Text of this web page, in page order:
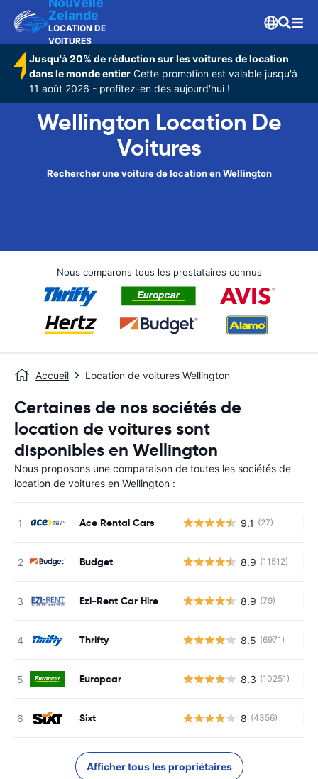
Zelande
LOCATION DE
VOITURES
Jusqu'à 20% de réduction sur les voitures de location
dans le monde entier Cette promotion est valable jusqu'à
11 août 2026 - profitez-en dès aujourd'hui !
Wellington Location De
Voitures
Rechercher une voiture de location en Wellington
Nous comparons tous les prestataires connus
Accueil Location de voitures Wellington
Certaines de nos sociétés de
location de voitures sont
disponibles en Wellington
Nous proposons une comparaison de toutes les sociétés de
location de voitures en Wellington :
Ace Rental Cars 9.1 (27)
Budget 8.9 (11512)
Ezi-Rent Car Hire 8.9 (79)
Thrifty 8.5 (6971)
Europcar 8.3 (10251)
Sixt 8 (4356)
Afficher tous les propriétaires